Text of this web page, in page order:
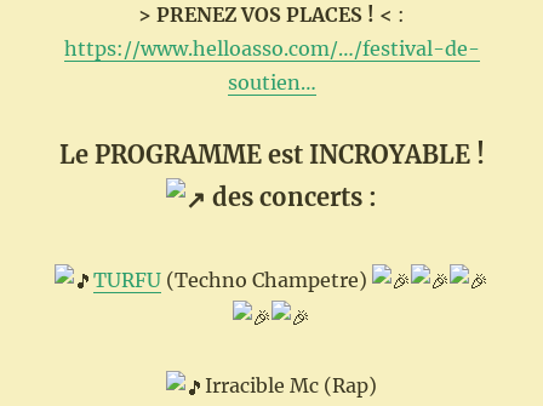
> PRENEZ VOS PLACES ! < :
https://www.helloasso.com/…/festival-de-
soutien…
Le PROGRAMME est INCROYABLE !
des concerts :
TURFU (Techno Champetre)
Irracible Mc (Rap)